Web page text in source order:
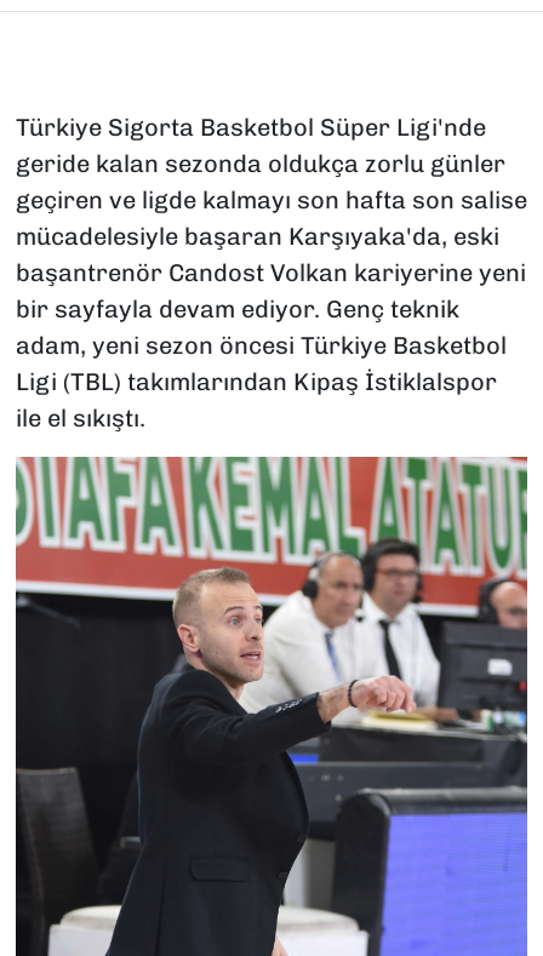
Türkiye Sigorta Basketbol Süper Ligi'nde
geride kalan sezonda oldukça zorlu günler
geçiren ve ligde kalmayı son hafta son salise
mücadelesiyle başaran Karşıyaka'da, eski
başantrenör Candost Volkan kariyerine yeni
bir sayfayla devam ediyor. Genç teknik
adam, yeni sezon öncesi Türkiye Basketbol
Ligi (TBL) takımlarından Kipaş İstiklalspor
ile el sıkıştı.